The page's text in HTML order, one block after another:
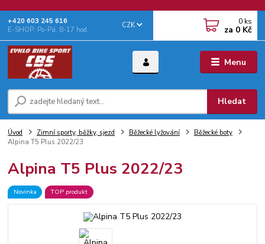
Menu
CZK
Hledat
+‭420 603 245 616‬
E-SHOP: Po-Pá, 8-17 hod.
0 ks
za 0 Kč
Úvod Zimní sporty, běžky, sjezd Běžecké lyžování
Běžecké boty
Alpina T5 Plus 2022/23
Alpina T5 Plus 2022/23
Novinka TOP produkt